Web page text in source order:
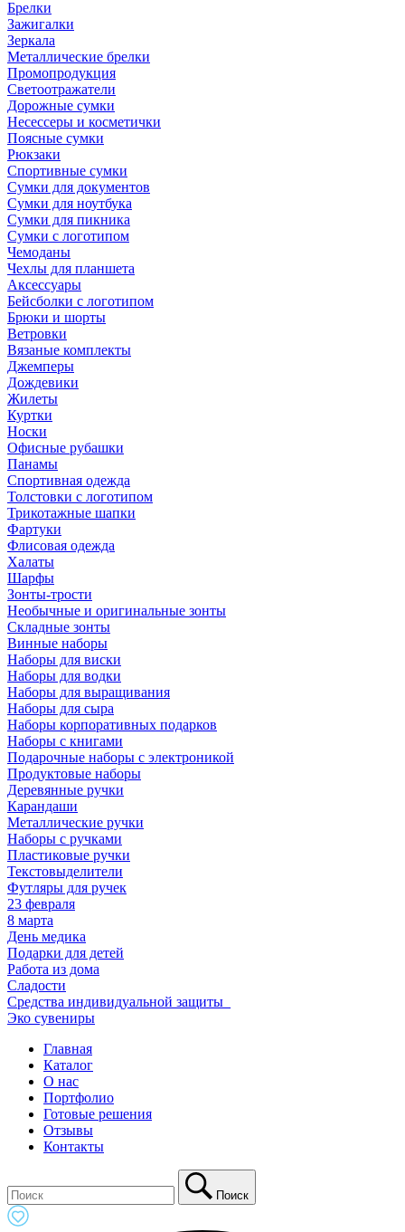
Брелки
Зажигалки
Зеркала
Металлические брелки
Промопродукция
Светоотражатели
Дорожные сумки
Несессеры и косметички
Поясные сумки
Рюкзаки
Спортивные сумки
Сумки для документов
Сумки для ноутбука
Сумки для пикника
Сумки с логотипом
Чемоданы
Чехлы для планшета
Аксессуары
Бейсболки с логотипом
Брюки и шорты
Ветровки
Вязаные комплекты
Джемперы
Дождевики
Жилеты
Куртки
Носки
Офисные рубашки
Панамы
Спортивная одежда
Толстовки с логотипом
Трикотажные шапки
Фартуки
Флисовая одежда
Халаты
Шарфы
Зонты-трости
Необычные и оригинальные зонты
Складные зонты
Винные наборы
Наборы для виски
Наборы для водки
Наборы для выращивания
Наборы для сыра
Наборы корпоративных подарков
Наборы с книгами
Подарочные наборы с электроникой
Продуктовые наборы
Деревянные ручки
Карандаши
Металлические ручки
Наборы с ручками
Пластиковые ручки
Текстовыделители
Футляры для ручек
23 февраля
8 марта
День медика
Подарки для детей
Работа из дома
Сладости
Средства индивидуальной защиты_
Эко сувениры
Главная
Каталог
О нас
Портфолио
Готовые решения
Отзывы
Контакты
Поиск